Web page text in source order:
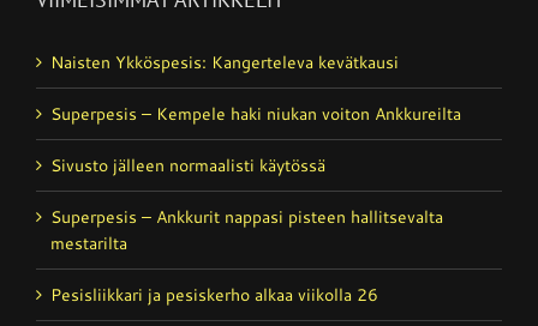
Naisten Ykköspesis: Kangerteleva kevätkausi
Superpesis – Kempele haki niukan voiton Ankkureilta
Sivusto jälleen normaalisti käytössä
Superpesis – Ankkurit nappasi pisteen hallitsevalta
mestarilta
Pesisliikkari ja pesiskerho alkaa viikolla 26